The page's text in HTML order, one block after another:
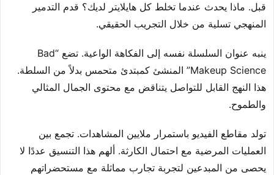
قبل. ماذا يحدث عندما تخلط كل هايلايتر لديك؟ قدم التدمير
المنهجي تسلية من خلال التجريب الحقيقي.
ينبه عنوان السلسلة نفسه إلى الفكاهة الواعية. تضع “Bad
Makeup Science” المنشئ كمبتدئ متحمس بدلاً من السلطة.
هذا النهج القابل للتواصل يتناقض مع محتوى الجمال المثالي
والطموح.
تولد مقاطع الفيديو باستمرار ملايين المشاهدات. تجمع بين
العمليات المرضية مع احتمال الكارثة. ألهم هذا التنسيق عددًا لا
يحصى من المبدعين لتجربة تجارب مماثلة مع مستحضراتهم